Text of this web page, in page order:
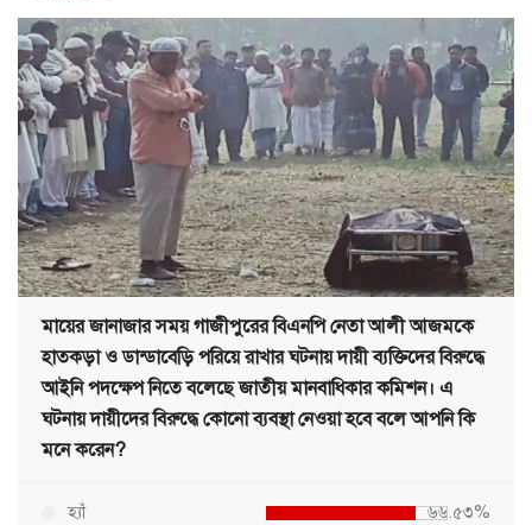
মায়ের জানাজার সময় গাজীপুরের বিএনপি নেতা আলী আজমকে
হাতকড়া ও ডান্ডাবেড়ি পরিয়ে রাখার ঘটনায় দায়ী ব্যক্তিদের বিরুদ্ধে
আইনি পদক্ষেপ নিতে বলেছে জাতীয় মানবাধিকার কমিশন। এ
ঘটনায় দায়ীদের বিরুদ্ধে কোনো ব্যবস্থা নেওয়া হবে বলে আপনি কি
মনে করেন?
হ্যাঁ ৬৬.৫৩%